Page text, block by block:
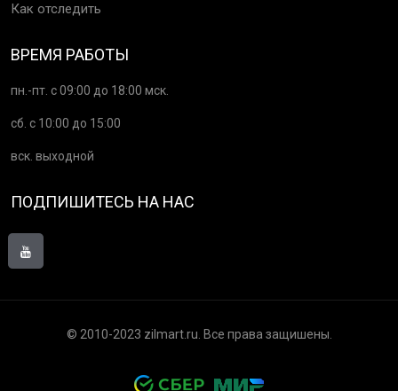
Как отследить
ВРЕМЯ РАБОТЫ
пн.-пт. с 09:00 до 18:00 мск.
сб. с 10:00 до 15:00
вск. выходной
ПОДПИШИТЕСЬ НА НАС
© 2010-2023 zilmart.ru. Все права защишены.